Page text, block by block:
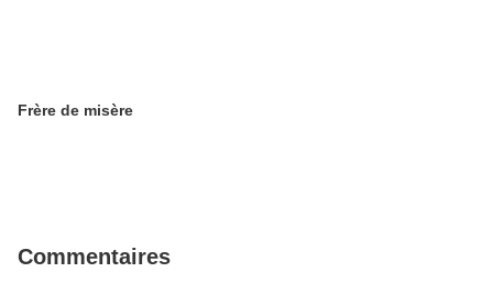
Frère de misère
Commentaires